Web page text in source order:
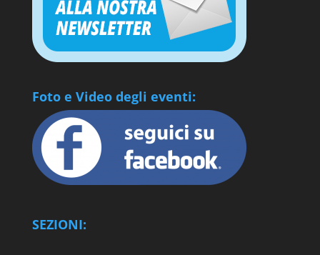
Foto e Video degli eventi:
SEZIONI: